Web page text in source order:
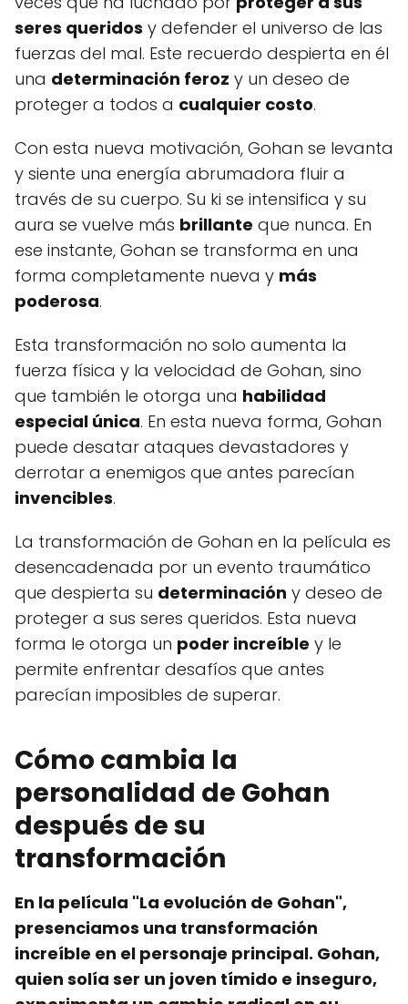
seres queridos y defender el universo de las
fuerzas del mal. Este recuerdo despierta en él
una determinación feroz y un deseo de
proteger a todos a cualquier costo.
Con esta nueva motivación, Gohan se levanta
y siente una energía abrumadora fluir a
través de su cuerpo. Su ki se intensifica y su
aura se vuelve más brillante que nunca. En
ese instante, Gohan se transforma en una
forma completamente nueva y más
poderosa.
Esta transformación no solo aumenta la
fuerza física y la velocidad de Gohan, sino
que también le otorga una habilidad
especial única. En esta nueva forma, Gohan
puede desatar ataques devastadores y
derrotar a enemigos que antes parecían
invencibles.
La transformación de Gohan en la película es
desencadenada por un evento traumático
que despierta su determinación y deseo de
proteger a sus seres queridos. Esta nueva
forma le otorga un poder increíble y le
permite enfrentar desafíos que antes
parecían imposibles de superar.
Cómo cambia la
personalidad de Gohan
después de su
transformación
En la película "La evolución de Gohan",
presenciamos una transformación
increíble en el personaje principal. Gohan,
quien solía ser un joven tímido e inseguro,